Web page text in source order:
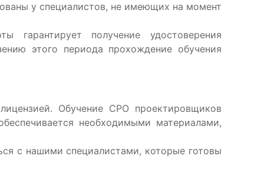
у специалистов, не имеющих на момент
гарантирует получение удостоверения
этого периода прохождение обучения
Обучение СРО проектировщиков
необходимыми материалами,
с нашими специалистами, которые готовы